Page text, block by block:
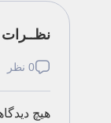
0 نظر
هیچ